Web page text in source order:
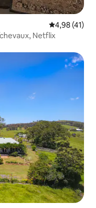
Évaluation
4,98 (41)
Netflix